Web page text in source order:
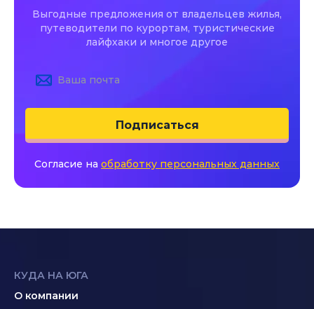
Выгодные предложения от владельцев жилья,
путеводители по курортам, туристические
лайфхаки и многое другое
Подписаться
Согласие на обработку персональных данных
КУДА НА ЮГА
О компании